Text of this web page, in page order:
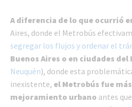
A diferencia de lo que ocurrió
Aires, donde el Metrobús
segregar los flujos y ordenar el
Buenos Aires o en ciudades
Neuquén), donde esta
inexistente, el Metrobús fue
mejoramiento urbano antes